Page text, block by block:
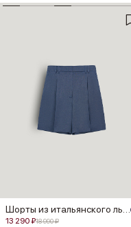
Шорты из итальянского льна Manteco®
13 290 ₽18 990 ₽